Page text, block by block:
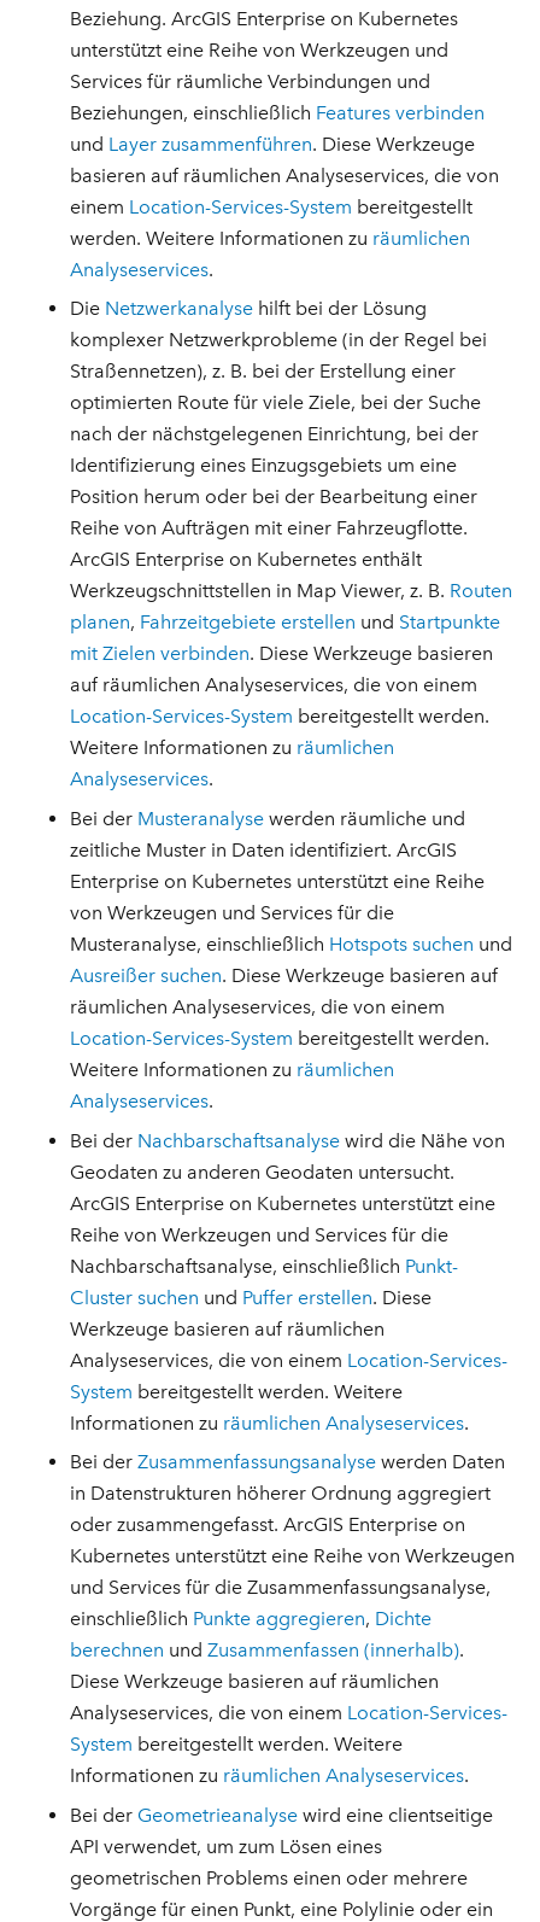
Beziehung. ArcGIS Enterprise on Kubernetes
unterstützt eine Reihe von Werkzeugen und
Services für räumliche Verbindungen und
Beziehungen, einschließlich Features verbinden
und Layer zusammenführen. Diese Werkzeuge
basieren auf räumlichen Analyseservices, die von
einem Location-Services-System bereitgestellt
werden. Weitere Informationen zu räumlichen
Analyseservices.
Die Netzwerkanalyse hilft bei der Lösung
komplexer Netzwerkprobleme (in der Regel bei
Straßennetzen), z. B. bei der Erstellung einer
optimierten Route für viele Ziele, bei der Suche
nach der nächstgelegenen Einrichtung, bei der
Identifizierung eines Einzugsgebiets um eine
Position herum oder bei der Bearbeitung einer
Reihe von Aufträgen mit einer Fahrzeugflotte.
ArcGIS Enterprise on Kubernetes enthält
Werkzeugschnittstellen in Map Viewer, z. B. Routen
planen, Fahrzeitgebiete erstellen und Startpunkte
mit Zielen verbinden. Diese Werkzeuge basieren
auf räumlichen Analyseservices, die von einem
Location-Services-System bereitgestellt werden.
Weitere Informationen zu räumlichen
Analyseservices.
Bei der Musteranalyse werden räumliche und
zeitliche Muster in Daten identifiziert. ArcGIS
Enterprise on Kubernetes unterstützt eine Reihe
von Werkzeugen und Services für die
Musteranalyse, einschließlich Hotspots suchen und
Ausreißer suchen. Diese Werkzeuge basieren auf
räumlichen Analyseservices, die von einem
Location-Services-System bereitgestellt werden.
Weitere Informationen zu räumlichen
Analyseservices.
Bei der Nachbarschaftsanalyse wird die Nähe von
Geodaten zu anderen Geodaten untersucht.
ArcGIS Enterprise on Kubernetes unterstützt eine
Reihe von Werkzeugen und Services für die
Nachbarschaftsanalyse, einschließlich Punkt-
Cluster suchen und Puffer erstellen. Diese
Werkzeuge basieren auf räumlichen
Analyseservices, die von einem Location-Services-
System bereitgestellt werden. Weitere
Informationen zu räumlichen Analyseservices.
Bei derZusammenfassungsanalyse werden Daten
in Datenstrukturen höherer Ordnung aggregiert
oder zusammengefasst. ArcGIS Enterprise on
Kubernetes unterstützt eine Reihe von Werkzeugen
und Services für die Zusammenfassungsanalyse,
einschließlich Punkte aggregieren, Dichte
berechnen undZusammenfassen (innerhalb).
Diese Werkzeuge basieren auf räumlichen
Analyseservices, die von einem Location-Services-
System bereitgestellt werden. Weitere
Informationen zu räumlichen Analyseservices.
Bei der Geometrieanalyse wird eine clientseitige
API verwendet, um zum Lösen eines
geometrischen Problems einen oder mehrere
Vorgänge für einen Punkt, eine Polylinie oder ein